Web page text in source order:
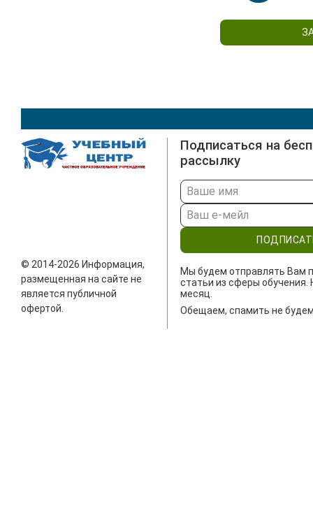
© 2014-2026 Информация,
размещенная на сайте не
является публичной
офертой.
Подписаться на
рассылку
Мы будем отправлять Вам
статьи из сферы обучения.
месяц.
Обещаем, спамить не